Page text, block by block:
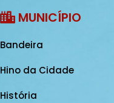
MUNICÍPIO
Bandeira
Hino da Cidade
História